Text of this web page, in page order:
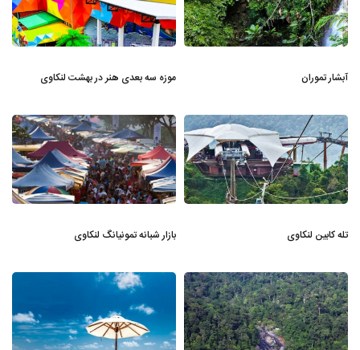
آبشار تموران موزه سه بعدی هنر در بهشت لنکاوی
تله کابین لنکاوی بازار شبانه تمونیانگ لنکاوی